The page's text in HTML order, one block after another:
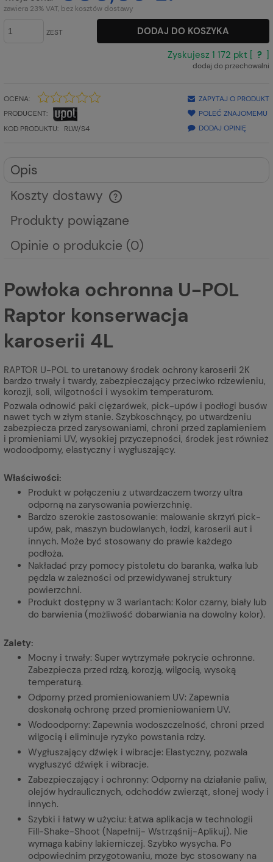
zawiera 23% VAT, bez kosztów dostawy
ZEST
DODAJ DO KOSZYKA
Zyskujesz 1 172 pkt [ ?
dodaj do przechowalni
OCENA:
PRODUCENT:
KOD PRODUKTU:
RLW/S4
ZAPYTAJ O PRODUKT
POLEĆ ZNAJOMEMU
DODAJ OPINIĘ
Opis
Koszty dostawy
Cena nie zawiera ewentualnych kosztów płatności
Produkty powiązane
Opinie o produkcie (0)
Powłoka ochronna U-POL
Raptor konserwacja
karoserii 4L
RAPTOR U-POL to uretanowy środek ochrony karoserii 2K
bardzo trwały i twardy, zabezpieczający przeciwko rdzewieniu,
korozji, soli, wilgotności i wysokim temperaturom.
Pozwala odnowić paki ciężarówek, pick-upów i podłogi busów
nawet tych w złym stanie. Szybkoschnący, po utwardzeniu
zabezpiecza przed zarysowaniami, chroni przed zaplamieniem
i promieniami UV, wysokiej przyczepności, środek jest również
wodoodporny, elastyczny i wygłuszający.
Właściwości:
Produkt w połączeniu z utwardzaczem tworzy ultra
odporną na zarysowania powierzchnię.
Bardzo szerokie zastosowanie: malowanie skrzyń pick-
upów, pak, maszyn budowlanych, łodzi, karoserii aut i
innych. Może być stosowany do prawie każdego
podłoża.
Nakładać przy pomocy pistoletu do baranka, wałka lub
pędzla w zależności od przewidywanej struktury
powierzchni.
Produkt dostępny w 3 wariantach: Kolor czarny, biały lub
do barwienia (możliwość dobarwiania na dowolny kolor).
Zalety:
Mocny i trwały: Super wytrzymałe pokrycie ochronne.
Zabezpiecza przed rdzą, korozją, wilgocią, wysoką
temperaturą.
Odporny przed promieniowaniem UV: Zapewnia
doskonałą ochronę przed promieniowaniem UV.
Wodoodporny: Zapewnia wodoszczelność, chroni przed
wilgocią i eliminuje ryzyko powstania rdzy.
Wygłuszający dźwięk i wibracje: Elastyczny, pozwala
wygłuszyć dźwięk i wibracje.
Zabezpieczający i ochronny: Odporny na działanie paliw,
olejów hydraulicznych, odchodów zwierząt, słonej wody i
innych.
Szybki i łatwy w użyciu: Łatwa aplikacja w technologii
Fill-Shake-Shoot (Napełnij- Wstrząśnij-Aplikuj). Nie
wymaga kabiny lakierniczej. Szybko wysycha. Po
odpowiednim przygotowaniu, może byc stosowany na